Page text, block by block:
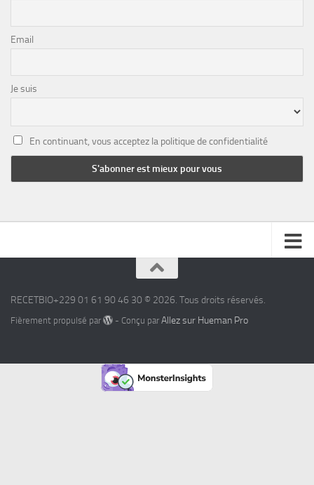
Email
Je suis
En continuant, vous acceptez la politique de confidentialité
RECETBIO+229 01 61 90 46 30 © 2026. Tous droits réservés.
Fièrement propulsé par - Conçu par Allez sur Hueman Pro